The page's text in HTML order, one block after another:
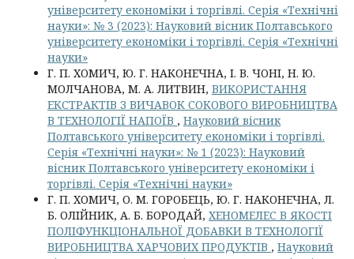
університету економіки і торгівлі. Серія «Технічні
науки»: № 3 (2023): Науковий вісник Полтавського
університету економіки і торгівлі. Серія «Технічні
науки»
Г. П. ХОМИЧ, Ю. Г. НАКОНЕЧНА, І. В. ЧОНІ, Н. Ю.
МОЛЧАНОВА, М. А. ЛИТВИН, ВИКОРИСТАННЯ
ЕКСТРАКТІВ З ВИЧАВОК СОКОВОГО ВИРОБНИЦТВА
В ТЕХНОЛОГІЇ НАПОЇВ , Науковий вісник
Полтавського університету економіки і торгівлі.
Серія «Технічні науки»: № 1 (2023): Науковий
вісник Полтавського університету економіки і
торгівлі. Серія «Технічні науки»
Г. П. ХОМИЧ, О. М. ГОРОБЕЦЬ, Ю. Г. НАКОНЕЧНА, Л.
Б. ОЛІЙНИК, А. Б. БОРОДАЙ, ХЕНОМЕЛЕС В ЯКОСТІ
ПОЛІФУНКЦІОНАЛЬНОЇ ДОБАВКИ В ТЕХНОЛОГІЇ
ВИРОБНИЦТВА ХАРЧОВИХ ПРОДУКТІВ , Науковий